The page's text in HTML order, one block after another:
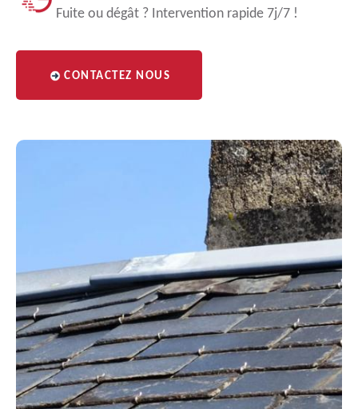
Fuite ou dégât ? Intervention rapide 7j/7 !
CONTACTEZ NOUS